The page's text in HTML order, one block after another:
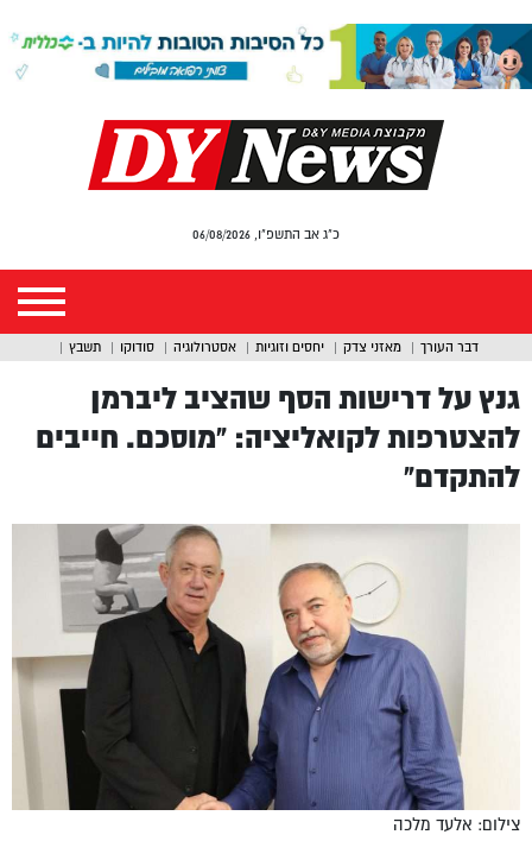
כ"ג אב התשפ"ו, 06/08/2026
דבר העורך מאזני צדק יחסים וזוגיות אסטרולוגיה סודוקו תשבץ
גנץ על דרישות הסף שהציב ליברמן
להצטרפות לקואליציה: “מוסכם. חייבים
להתקדם”
צילום: אלעד מלכה